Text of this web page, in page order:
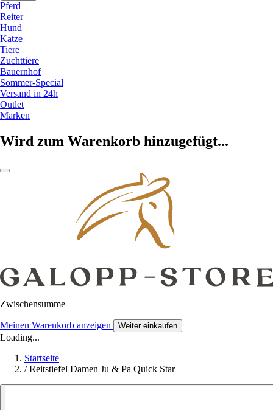
Pferd
Reiter
Hund
Katze
Tiere
Zuchttiere
Bauernhof
Sommer-Special
Versand in 24h
Outlet
Marken
Wird zum Warenkorb hinzugefügt...
Zwischensumme
Meinen Warenkorb anzeigen Weiter einkaufen
Loading...
Startseite
/ Reitstiefel Damen Ju & Pa Quick Star